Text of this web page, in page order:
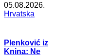
05.08.2026.
Hrvatska
Plenković iz
Knina: Ne